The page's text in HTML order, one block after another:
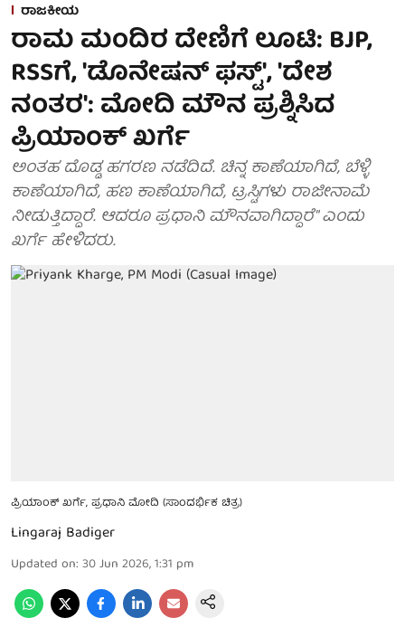
ರಾಜಕೀಯ
ರಾಮ ಮಂದಿರ ದೇಣಿಗೆ ಲೂಟಿ: BJP,
RSSಗೆ, 'ಡೊನೇಷನ್ ಫಸ್ಟ್', 'ದೇಶ
ನಂತರ': ಮೋದಿ ಮೌನ ಪ್ರಶ್ನಿಸಿದ
ಪ್ರಿಯಾಂಕ್ ಖರ್ಗೆ
ಅಂತಹ ದೊಡ್ಡ ಹಗರಣ ನಡೆದಿದೆ. ಚಿನ್ನ ಕಾಣೆಯಾಗಿದೆ, ಬೆಳ್ಳಿ
ಕಾಣೆಯಾಗಿದೆ, ಹಣ ಕಾಣೆಯಾಗಿದೆ, ಟ್ರಸ್ಟಿಗಳು ರಾಜೀನಾಮೆ
ನೀಡುತ್ತಿದ್ದಾರೆ. ಆದರೂ ಪ್ರಧಾನಿ ಮೌನವಾಗಿದ್ದಾರೆ" ಎಂದು
ಖರ್ಗೆ ಹೇಳಿದರು.
ಪ್ರಿಯಾಂಕ್ ಖರ್ಗೆ, ಪ್ರಧಾನಿ ಮೋದಿ (ಸಾಂದರ್ಭಿಕ ಚಿತ್ರ)
Lingaraj Badiger
Updated on: 30 Jun 2026, 1:31 pm